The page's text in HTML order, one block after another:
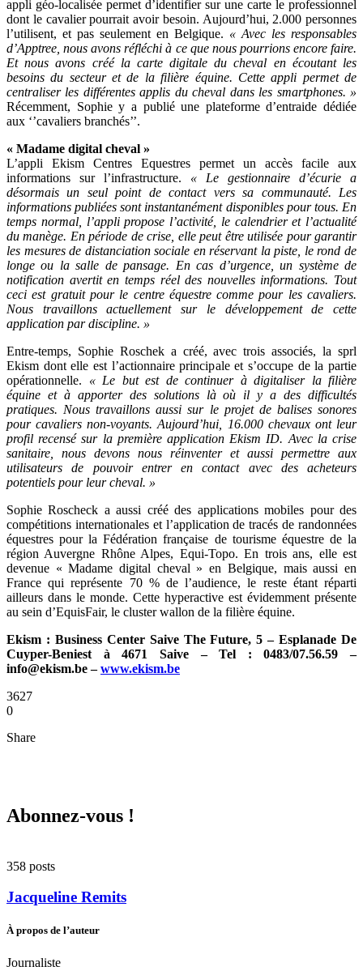
appli géo-localisée permet d’identifier sur une carte le professionnel
dont le cavalier pourrait avoir besoin. Aujourd’hui, 2.000 personnes
l’utilisent, et pas seulement en Belgique. « Avec les responsables
d’Apptree, nous avons réfléchi à ce que nous pourrions encore faire.
Et nous avons créé la carte digitale du cheval en écoutant les
besoins du secteur et de la filière équine. Cette appli permet de
centraliser les différentes applis du cheval dans les smartphones. »
Récemment, Sophie y a publié une plateforme d’entraide dédiée
aux ‘’cavaliers branchés’’.
« Madame digital cheval »
L’appli Ekism Centres Equestres permet un accès facile aux
informations sur l’infrastructure. « Le gestionnaire d’écurie a
désormais un seul point de contact vers sa communauté. Les
informations publiées sont instantanément disponibles pour tous. En
temps normal, l’appli propose l’activité, le calendrier et l’actualité
du manège. En période de crise, elle peut être utilisée pour garantir
les mesures de distanciation sociale en réservant la piste, le rond de
longe ou la salle de pansage. En cas d’urgence, un système de
notification avertit en temps réel des nouvelles informations. Tout
ceci est gratuit pour le centre équestre comme pour les cavaliers.
Nous travaillons actuellement sur le développement de cette
application par discipline. »
Entre-temps, Sophie Roschek a créé, avec trois associés, la sprl
Ekism dont elle est l’actionnaire principale et s’occupe de la partie
opérationnelle. « Le but est de continuer à digitaliser la filière
équine et à apporter des solutions là où il y a des difficultés
pratiques. Nous travaillons aussi sur le projet de balises sonores
pour cavaliers non-voyants. Aujourd’hui, 16.000 chevaux ont leur
profil recensé sur la première application Ekism ID. Avec la crise
sanitaire, nous devons nous réinventer et aussi permettre aux
utilisateurs de pouvoir entrer en contact avec des acheteurs
potentiels pour leur cheval. »
Sophie Roscheck a aussi créé des applications mobiles pour des
compétitions internationales et l’application de tracés de randonnées
équestres pour la Fédération française de tourisme équestre de la
région Auvergne Rhône Alpes, Equi-Topo. En trois ans, elle est
devenue « Madame digital cheval » en Belgique, mais aussi en
France qui représente 70 % de l’audience, le reste étant réparti
ailleurs dans le monde. Cette hyperactive est évidemment présente
au sein d’EquisFair, le cluster wallon de la filière équine.
Ekism : Business Center Saive The Future, 5 – Esplanade De
Cuyper-Beniest à 4671 Saive – Tel : 0483/07.56.59 –
info@ekism.be–www.ekism.be
3627
0
Share
Abonnez-vous !
358 posts
Jacqueline Remits
À propos de l’auteur
Journaliste